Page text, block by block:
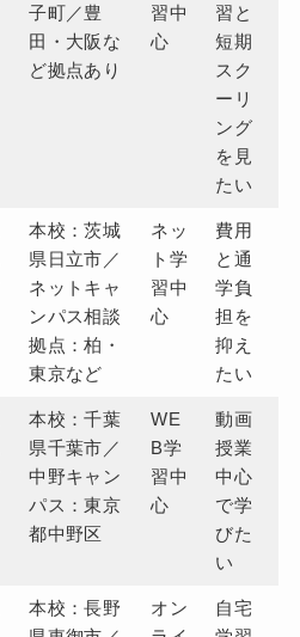
子町／豊
田・大阪な
ど拠点あり
習中
心
習と
短期
スク
ーリ
ング
を見
たい
本校：茨城
県日立市／
ネットキャ
ンパス相談
拠点：柏・
東京など
ネッ
ト学
習中
心
費用
と通
学負
担を
抑え
たい
本校：千葉
県千葉市／
中野キャン
パス：東京
都中野区
WE
B学
習中
心
動画
授業
中心
で学
びた
い
本校：長野
オン
自宅